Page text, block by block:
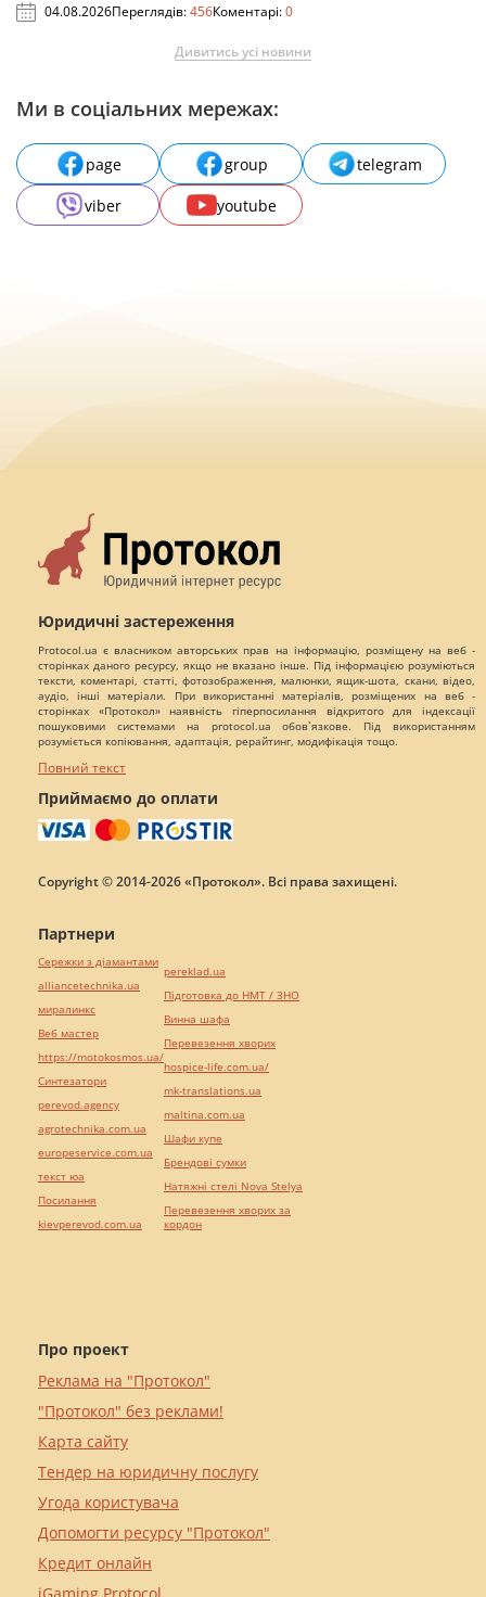
04.08.2026Переглядів:456Коментарі:0
Дивитись усі новини
Ми в соціальних мережах:
page group
telegram
viber
youtube
Юридичні застереження
Protocol.ua є власником авторських прав на інформацію, розміщену на веб -
сторінках даного ресурсу, якщо не вказано інше. Під інформацією розуміються
тексти, коментарі, статті, фотозображення, малюнки, ящик-шота, скани, відео,
аудіо, інші матеріали. При використанні матеріалів, розміщених на веб -
сторінках «Протокол» наявність гіперпосилання відкритого для індексації
пошуковими системами на protocol.ua обов`язкове. Під використанням
розуміється копіювання, адаптація, рерайтинг, модифікація тощо.
Повний текст
Приймаємо до оплати
Copyright © 2014-2026 «Протокол». Всі права захищені.
Про проект
Реклама на "Протокол"
"Протокол" без реклами!
Карта сайту
Тендер на юридичну послугу
Угода користувача
Допомогти ресурсу "Протокол"
Кредит онлайн
Партнери
Сережки з діамантами
alliancetechnika.ua
миралинкс
Веб мастер
https://motokosmos.ua/
Синтезатори
perevod.agency
agrotechnika.com.ua
europeservice.com.ua
текст юа
Посилання
kievperevod.com.ua
pereklad.ua
Підготовка до НМТ / ЗНО
Винна шафа
Перевезення хворих
hospice-life.com.ua/
mk-translations.ua
maltina.com.ua
Шафи купе
Брендові сумки
Натяжні стелі Nova Stelya
Перевезення хворих за
кордон